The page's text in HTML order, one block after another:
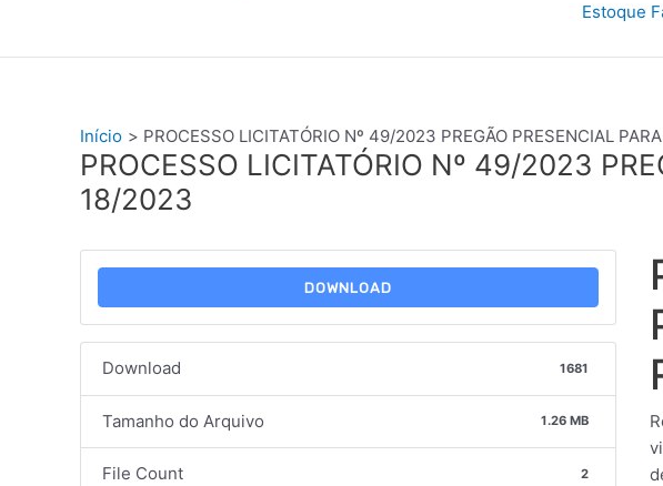
Estoque
Início PROCESSO LICITATÓRIO Nº 49/2023 PREGÃO PRESENCIAL
PROCESSO LICITATÓRIO Nº 49/2023
18/2023
DOWNLOAD
Download 1681
Tamanho do Arquivo 1.26 MB
File Count 2